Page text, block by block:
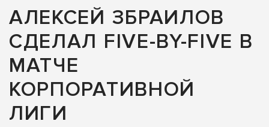
АЛЕКСЕЙ ЗБРАИЛОВ
СДЕЛАЛ FIVE-BY-FIVE В
МАТЧЕ
КОРПОРАТИВНОЙ
ЛИГИ